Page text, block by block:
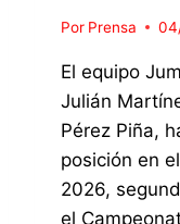
R
T
I
I
T
M
Á
S
Á
P
I
Por Prensa
El equipo
Julián
Pérez Piña,
posición en
2026,
el